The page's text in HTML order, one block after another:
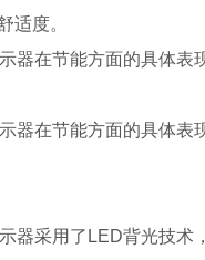
适度。
器在节能方面的具体表
器在节能方面的具体表
器采用了LED背光技术